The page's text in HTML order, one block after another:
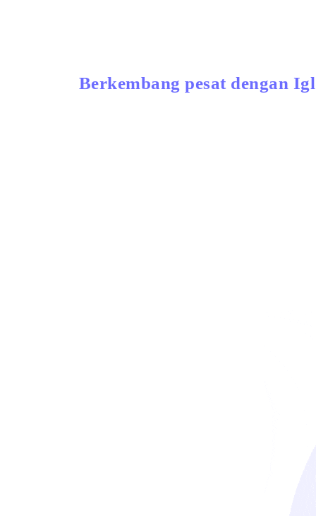
Berkembang pesat dengan